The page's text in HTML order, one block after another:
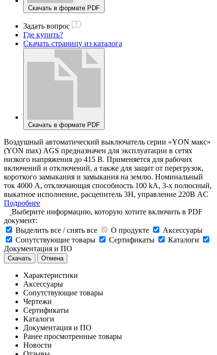
Скачать в формате PDF
Задать вопрос
Где купить?
Скачать страницу из каталога
Скачать в формате PDF
Воздушный автоматический выключатель серии «YON макс»
(YON max) AGS предназначен для эксплуатации в сетях
низкого напряжения до 415 В. Применяется для рабочих
включений и отключений, а также для защит от перегрузок,
короткого замыкания и замыкания на землю. Номинальный
ток 4000 А, отключающая способность 100 kA, 3-х полюсный,
выкатное исполнение, расцепитель 3H, управление 220В AC
Подробнее
Выберите информацию, которую хотите включить в PDF
документ:
Выделить все / снять все
О продукте
Аксессуары
Сопутствующие товары
Сертификаты
Каталоги
Документация и ПО
Скачать Отмена
Характеристики
Аксессуары
Сопутствующие товары
Чертежи
Сертификаты
Каталоги
Документация и ПО
Ранее просмотренные товары
Новости